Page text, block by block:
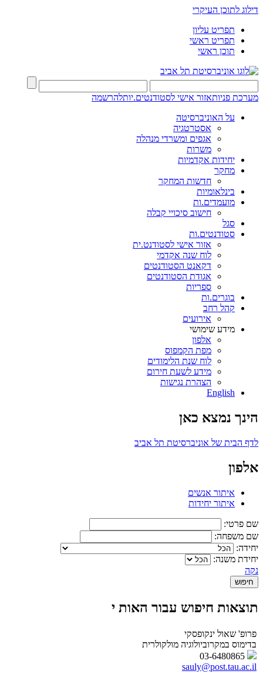
דילוג לתוכן העיקרי
תפריט עליון
תפריט ראשי
תוכן ראשי
מערכת פניותאזור אישי לסטודנטים.יותלהרשמה
על האוניברסיטה
אסטרטגיה
אגפים ומשרדי מנהלה
משרות
יחידות אקדמיות
מחקר
חדשות המחקר
בינלאומיות
מועמדים.ות
חישוב סיכויי קבלה
סגל
סטודנטים.ות
אזור אישי לסטודנט.ית
לוח שנה אקדמי
דקאנט הסטודנטים
אגודת הסטודנטים
ספריות
בוגרים.ות
קהל רחב
אירועים
מידע שימושי
אלפון
מפת הקמפוס
לוח שנת הלימודים
מידע לשעת חירום
הצהרת נגישות
English
הינך נמצא כאן
לדף הבית של אוניברסיטת תל אביב
אלפון
איתור אנשים
איתור יחידות
שם פרטי:
שם משפחה:
יחידה:
יחידת משנה:
נקה
תוצאות חיפוש עבור האות י
פרופ' שאול ינקופסקי
בדימוס במקרוביולוגיה מולקולרית
sauly@post.tau.ac.il